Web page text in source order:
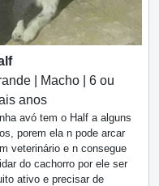
| Macho | 6 ou
anos
avó tem o Half a alguns
porem ela n pode arcar
veterinário e n consegue
do cachorro por ele ser
ativo e precisar de